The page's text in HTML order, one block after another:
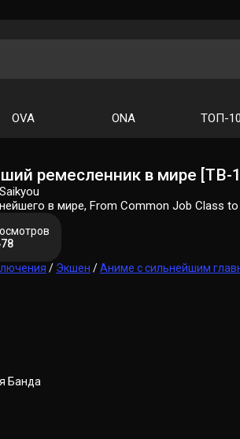
OVA ONA ТОП-
ремесленник в мире [ТВ-
в мире, From Common Job Class
/ Экшен /Аниме с сильнейшим
Банда